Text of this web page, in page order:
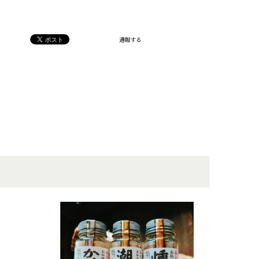
通報する